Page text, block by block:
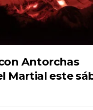
Antorchas
Martial este